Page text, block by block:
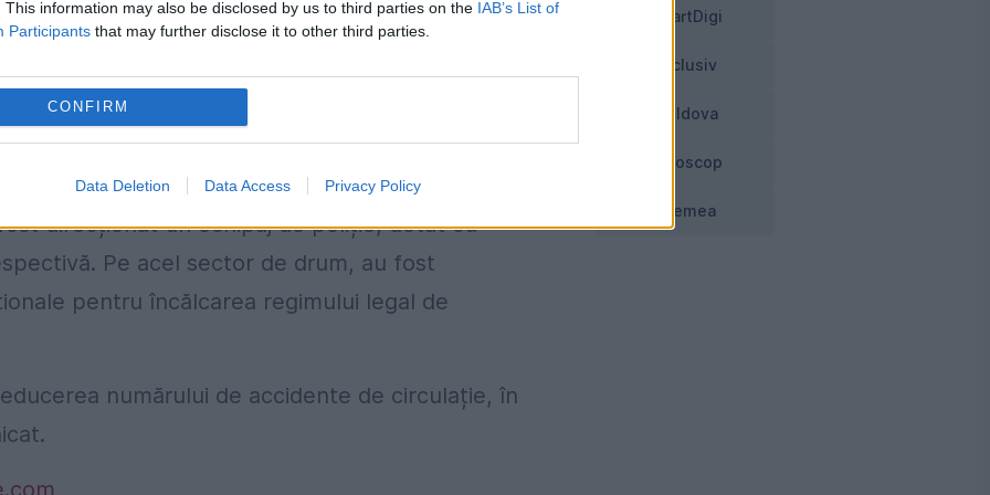
This information may also be disclosed by us to third parties on the IAB’s List of
Participants that may further disclose it to other third parties.
CONFIRM
Data Deletion Data Access Privacy Policy
nivelul Brigăzii Rutiere s-au demarat verificări,
măsurile legale care se impun”, potrivit unui
și au dat și sancțiuni.
direcționat un echipaj de poliție, dotat cu
Pe acel sector de drum, au fost
pentru încălcarea regimului legal de
numărului de accidente de circulație, în
SmartDigi
Exclusiv
Moldova
Horoscop
Vremea